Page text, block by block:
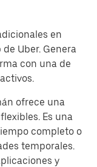
en
Uber. Genera
con una de
ofrece una
Es una
completo o
temporales.
y